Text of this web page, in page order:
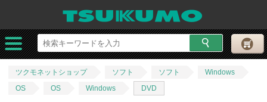
ツクモネットショップ ソフト ソフト
Windows
OS
OS Windows DVD